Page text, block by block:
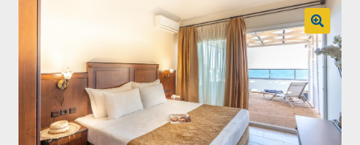
Επιβεβαίωση εγγραφής στο Newsletter του Dealistas.gr
Επικοινωνία